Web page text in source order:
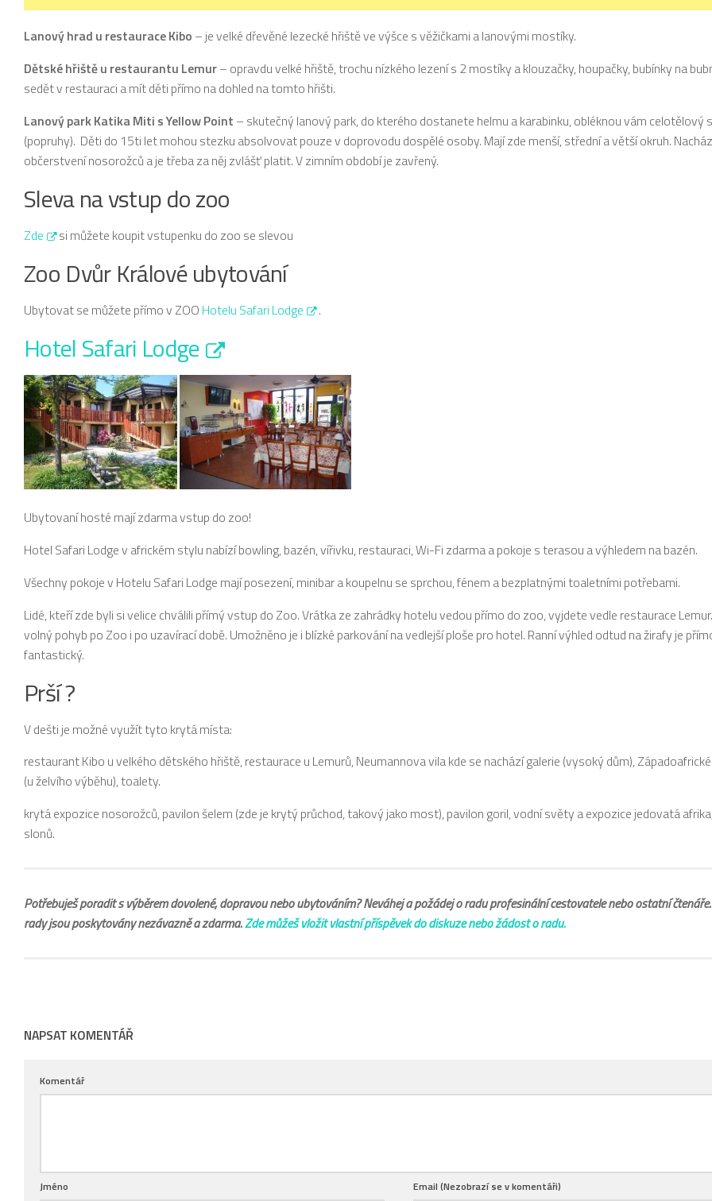
Lanový hrad u restaurace Kibo – je velké dřevěné lezecké hřiště ve výšce s věžičkami a lanovými mostíky.
Dětské hřiště u restaurantu Lemur– opravdu velké hřiště, trochu nízkého lezení s 2 mostíky a klouzačky, houpačky, bubínky na
sedět v restauraci a mít děti přímo na dohled na tomto hřišti.
Lanový park Katika Miti s Yellow Point – skutečný lanový park, do kterého dostanete helmu a karabinku, obléknou vám celotělový
(popruhy). Děti do 15ti let mohou stezku absolvovat pouze v doprovodu dospělé osoby. Mají zde menší, střední a větší okruh.
občerstvení nosorožců a je třeba za něj zvlášť platit. V zimním období je zavřený.
Sleva na vstup do zoo
Zde si můžete koupit vstupenku do zoo se slevou
Zoo Dvůr Králové ubytování
Ubytovat se můžete přímo v ZOO Hotelu Safari Lodge .
Hotel Safari Lodge
Ubytovaní hosté mají zdarma vstup do zoo!
Hotel Safari Lodge v africkém stylu nabízí bowling, bazén, vířivku, restauraci, Wi-Fi zdarma a pokoje s terasou a výhledem na bazén.
Všechny pokoje v Hotelu Safari Lodge mají posezení, minibar a koupelnu se sprchou, fénem a bezplatnými toaletními potřebami.
Lidé, kteří zde byli si velice chválili přímý vstup do Zoo. Vrátka ze zahrádky hotelu vedou přímo do zoo, vyjdete vedle restaurace
volný pohyb po Zoo i po uzavírací době. Umožněno je i blízké parkování na vedlejší ploše pro hotel. Ranní výhled odtud na žirafy je
fantastický.
Prší ?
V dešti je možné využít tyto krytá místa:
restaurant Kibo u velkého dětského hřiště, restaurace u Lemurů, Neumannova vila kde se nachází galerie (vysoký dům),
(u želvího výběhu), toalety.
krytá expozice nosorožců, pavilon šelem (zde je krytý průchod, takový jako most), pavilon goril, vodní světy a expozice jedovatá
slonů.
Potřebuješ poradit s výběrem dovolené, dopravou nebo ubytováním? Neváhej a požádej o radu profesinální cestovatele nebo ostatní
rady jsou poskytovány nezávazně a zdarma.Zde můžeš vložit vlastní příspěvek do diskuze nebo žádost o radu.
NAPSAT KOMENTÁŘ
Komentář
Email (Nezobrazí se v komentáři)
Jméno